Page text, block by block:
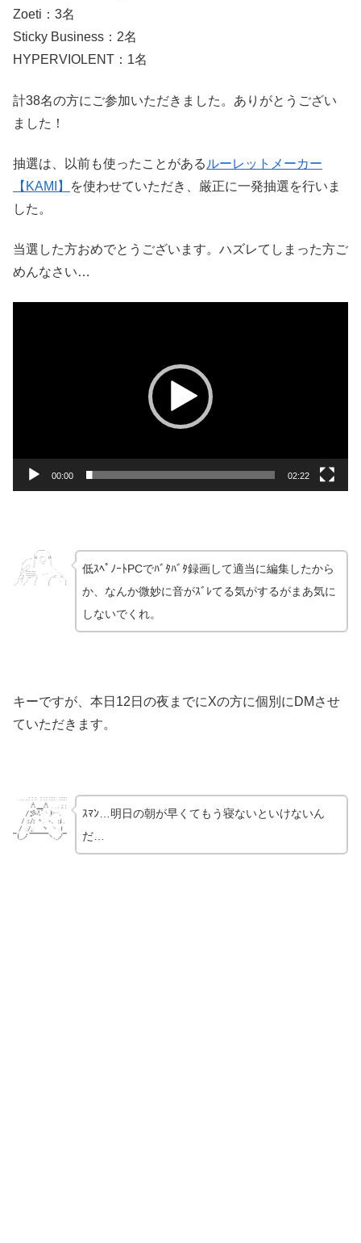
Zoeti：3名
Sticky Business：2名
HYPERVIOLENT：1名
計38名の方にご参加いただきました。ありがとうござい
ました！
抽選は、以前も使ったことがある ルーレットメーカー
【KAMI】
を使わせていただき、厳正に一発抽選を行いま
した。
当選した方おめでとうございます。ハズレてしまった方ご
めんなさい…
00:00 02:22
低ｽﾍﾟﾉｰﾄPCでﾊﾞﾀﾊﾞﾀ録画して適当に編集したから
か、なんか微妙に音がｽﾞﾚてる気がするがまあ気に
しないでくれ。
キーですが、本日12日の夜までにXの方に個別にDMさせ
ていただきます。
ｽﾏﾝ…明日の朝が早くてもう寝ないといけないん
だ…